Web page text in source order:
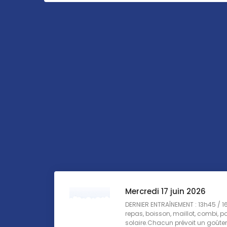
Mercredi 17 juin 2026
DERNIER ENTRAÎNEMENT : 13h45 /
repas, boisson, maillot, combi,
solaire.Chacun prévoit un